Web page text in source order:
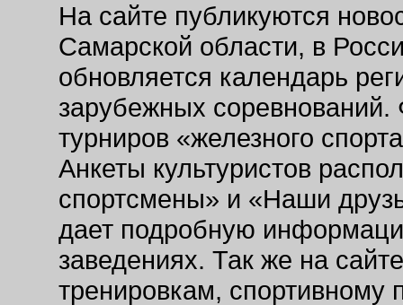
На сайте публикуются
Самарской области, в
обновляется календарь
зарубежных соревнований.
турниров «железного
Анкеты культуристов
спортсмены» и «Наши
дает подробную
заведениях. Так же на
тренировкам, спортивному